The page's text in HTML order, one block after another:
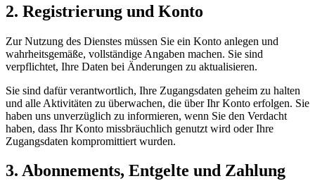
2. Registrierung und Konto
Zur Nutzung des Dienstes müssen Sie ein Konto anlegen und
wahrheitsgemäße, vollständige Angaben machen. Sie sind
verpflichtet, Ihre Daten bei Änderungen zu aktualisieren.
Sie sind dafür verantwortlich, Ihre Zugangsdaten geheim zu halten
und alle Aktivitäten zu überwachen, die über Ihr Konto erfolgen. Sie
haben uns unverzüglich zu informieren, wenn Sie den Verdacht
haben, dass Ihr Konto missbräuchlich genutzt wird oder Ihre
Zugangsdaten kompromittiert wurden.
3. Abonnements, Entgelte und Zahlung